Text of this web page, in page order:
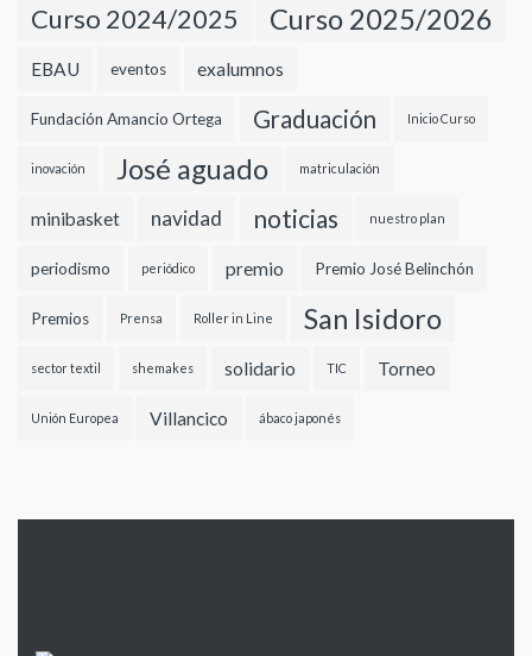
Curso 2024/2025 Curso 2025/2026
EBAU eventos exalumnos
Fundación Amancio Ortega Graduación Inicio Curso
inovación José aguado matriculación
minibasket navidad noticias nuestro plan
periodismo periódico premio Premio José Belinchón
Premios Prensa Roller in Line San Isidoro
sector textil shemakes solidario TIC Torneo
Unión Europea Villancico ábaco japonés